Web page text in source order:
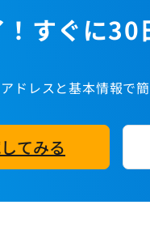
すぐに30
ドレスと基本情報で
てみる